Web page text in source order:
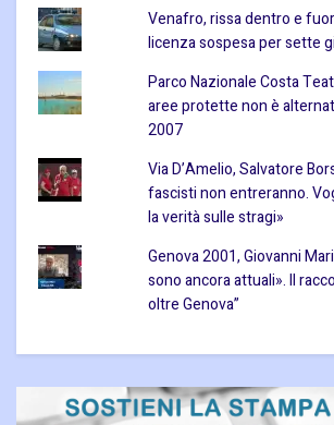
Venafro, rissa dentro e
licenza sospesa per sette
Parco Nazionale Costa
aree protette non è
2007
Via D’Amelio, Salvatore
fascisti non entreranno.
la verità sulle stragi»
Genova 2001, Giovanni
sono ancora attuali». Il
oltre Genova”